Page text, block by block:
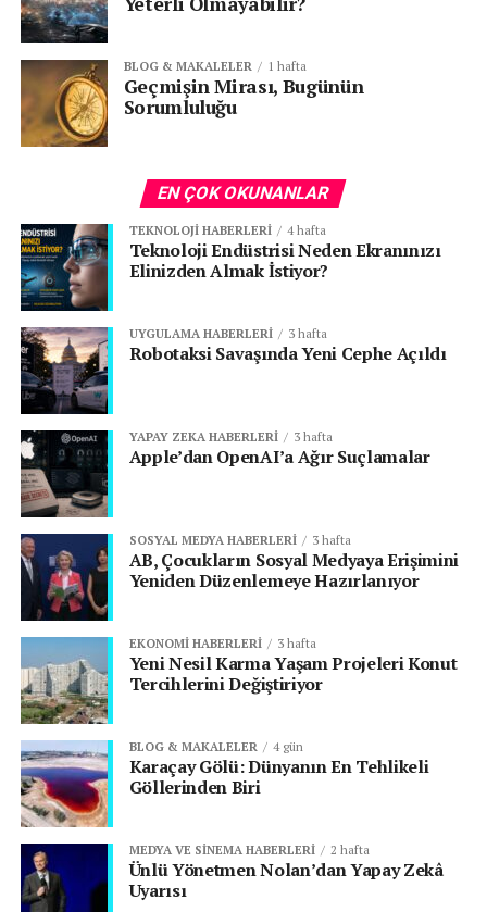
BLOG & MAKALELER 1 hafta
Geçmişin Mirası, Bugünün
Sorumluluğu
EN ÇOK OKUNANLAR
TEKNOLOJI HABERLERI 4 hafta
Teknoloji Endüstrisi Neden Ekranınızı
Elinizden Almak İstiyor?
UYGULAMA HABERLERI 3 hafta
Robotaksi Savaşında Yeni Cephe Açıldı
YAPAY ZEKA HABERLERI 3 hafta
Apple’dan OpenAI’a Ağır Suçlamalar
SOSYAL MEDYA HABERLERI 3 hafta
AB, Çocukların Sosyal Medyaya Erişimini
Yeniden Düzenlemeye Hazırlanıyor
EKONOMI HABERLERI 3 hafta
Yeni Nesil Karma Yaşam Projeleri Konut
Tercihlerini Değiştiriyor
BLOG & MAKALELER 4 gün
Karaçay Gölü: Dünyanın En Tehlikeli
Göllerinden Biri
MEDYA VE SINEMA HABERLERI 2 hafta
Ünlü Yönetmen Nolan’dan Yapay Zekâ
Uyarısı